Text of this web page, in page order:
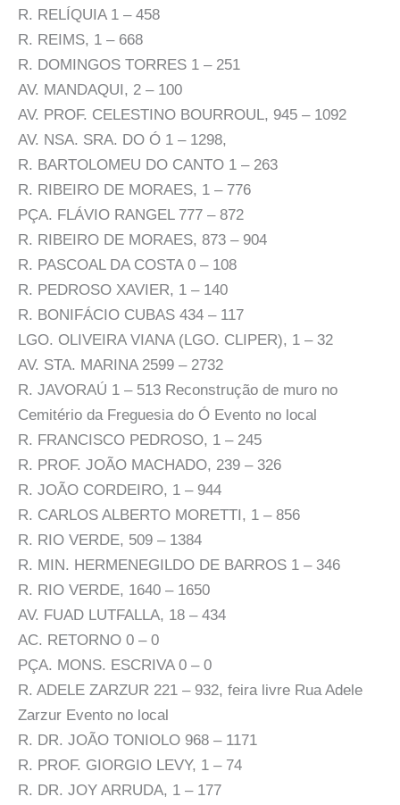
R. RELÍQUIA 1 – 458
R. REIMS, 1 – 668
R. DOMINGOS TORRES 1 – 251
AV. MANDAQUI, 2 – 100
AV. PROF. CELESTINO BOURROUL, 945 – 1092
AV. NSA. SRA. DO Ó 1 – 1298,
R. BARTOLOMEU DO CANTO 1 – 263
R. RIBEIRO DE MORAES, 1 – 776
PÇA. FLÁVIO RANGEL 777 – 872
R. RIBEIRO DE MORAES, 873 – 904
R. PASCOAL DA COSTA 0 – 108
R. PEDROSO XAVIER, 1 – 140
R. BONIFÁCIO CUBAS 434 – 117
LGO. OLIVEIRA VIANA (LGO. CLIPER), 1 – 32
AV. STA. MARINA 2599 – 2732
R. JAVORAÚ 1 – 513 Reconstrução de muro no
Cemitério da Freguesia do Ó Evento no local
R. FRANCISCO PEDROSO, 1 – 245
R. PROF. JOÃO MACHADO, 239 – 326
R. JOÃO CORDEIRO, 1 – 944
R. CARLOS ALBERTO MORETTI, 1 – 856
R. RIO VERDE, 509 – 1384
R. MIN. HERMENEGILDO DE BARROS 1 – 346
R. RIO VERDE, 1640 – 1650
AV. FUAD LUTFALLA, 18 – 434
AC. RETORNO 0 – 0
PÇA. MONS. ESCRIVA 0 – 0
R. ADELE ZARZUR 221 – 932, feira livre Rua Adele
Zarzur Evento no local
R. DR. JOÃO TONIOLO 968 – 1171
R. PROF. GIORGIO LEVY, 1 – 74
R. DR. JOY ARRUDA, 1 – 177